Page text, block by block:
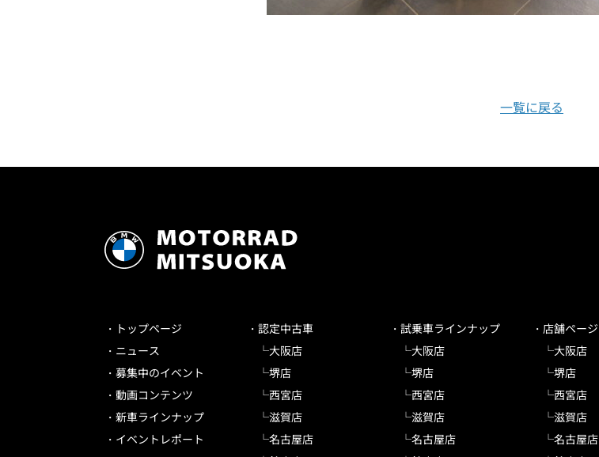
一覧に戻る
トップページ
ニュース
募集中のイベント
動画コンテンツ
新車ラインナップ
イベントレポート
認定中古車
大阪店
堺店
西宮店
滋賀店
名古屋店
試乗車ラインナップ
大阪店
堺店
西宮店
滋賀店
名古屋店
店舗ページ
大阪店
堺店
西宮店
滋賀店
名古屋店